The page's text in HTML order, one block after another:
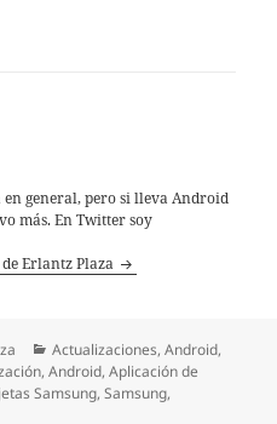
en general, pero si lleva Android
más. En Twitter soy
Erlantz Plaza
Categorías
Actualizaciones,Android,
,Android,Aplicación de
Samsung,Samsung,